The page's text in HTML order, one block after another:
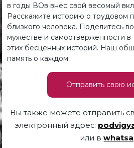
в годы ВОв внес свой весомый
Расскажите историю о трудовом
близкого человека. Поделитесь
мужестве и самоотверженности в
этих бесценных историй. Наш
память о каждом.
Отправить свою
Вы также можете отправить
электронный адрес:
или в